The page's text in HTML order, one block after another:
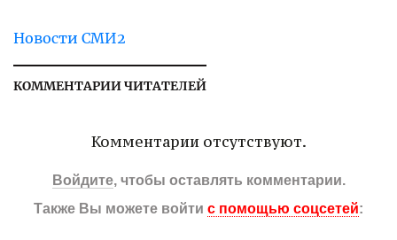
Новости СМИ2
КОММЕНТАРИИ ЧИТАТЕЛЕЙ
Комментарии отсутствуют.
Войдите, чтобы оставлять комментарии.
Также Вы можете войти с помощью соцсетей: